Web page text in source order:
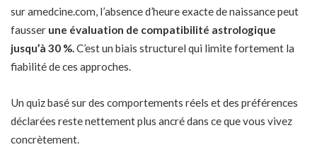
sur amedcine.com, l’absence d’heure exacte de naissance peut
fausser une évaluation de compatibilité astrologique
jusqu’à 30 %.C’est un biais structurel qui limite fortement la
fiabilité de ces approches.
Un quiz basé sur des comportements réels et des préférences
déclarées reste nettement plus ancré dans ce que vous vivez
concrètement.